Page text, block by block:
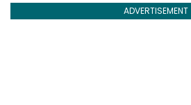
ADVERTISEMENT